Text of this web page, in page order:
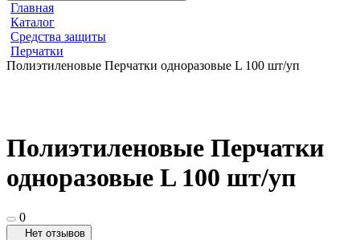
Главная
Каталог
Средства защиты
Перчатки
Полиэтиленовые Перчатки одноразовые L 100 шт/уп
Полиэтиленовые Перчатки
одноразовые L 100 шт/уп
0
Нет отзывов